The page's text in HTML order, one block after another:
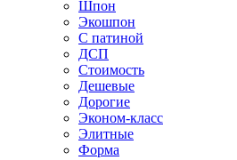
Шпон
Экошпон
С патиной
ДСП
Стоимость
Дешевые
Дорогие
Эконом-класс
Элитные
Форма